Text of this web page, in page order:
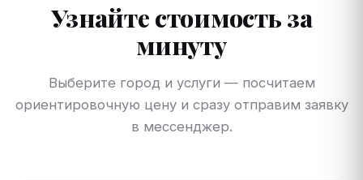
Узнайте стоимость за
минуту
Выберите город и услуги — посчитаем
ориентировочную цену и сразу отправим заявку
в мессенджер.